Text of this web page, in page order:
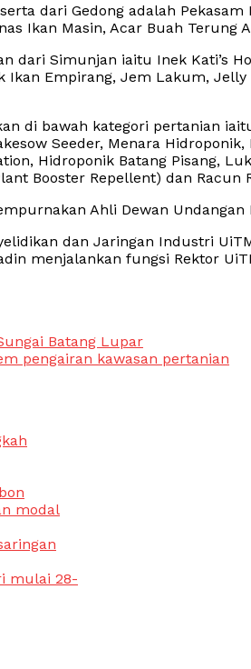
dari Gedong adalah Pekasam
Ikan Masin, Acar Buah Terung
dari Simunjan iaitu Inek Kati’s
Empirang, Jem Lakum, Jelly
di bawah kategori pertanian
Seeder, Menara
Hidroponik Batang Pisang,
Booster Repellent) dan Racun
Ahli Dewan Undangan
dan Jaringan Industri
menjalankan fungsi Rektor
Batang Lupar
pengairan kawasan pertanian
modal
mulai 28-